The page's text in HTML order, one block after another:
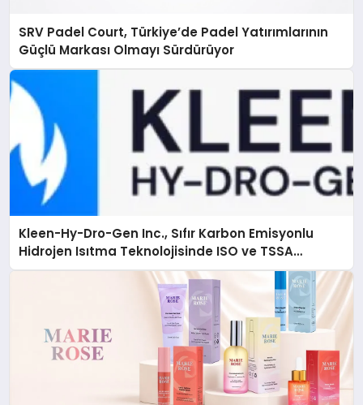
SRV Padel Court, Türkiye’de Padel Yatırımlarının
Güçlü Markası Olmayı Sürdürüyor
Kleen-Hy-Dro-Gen Inc., Sıfır Karbon Emisyonlu
Hidrojen Isıtma Teknolojisinde ISO ve TSSA
Düzenleyici Onaylarını Aldı